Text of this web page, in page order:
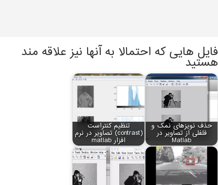
فایل هایی که احتمالا به آنها نیز علاقه مند
هستید
حذف نویزهای نمک و
فلفلی از تصاویر در
Matlab
تنظیم کنتراست
(contrast) تصاویر در نرم
افزار matlab